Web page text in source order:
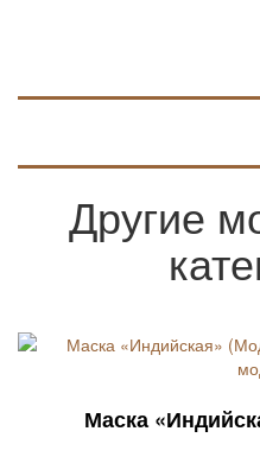
Другие
Маска